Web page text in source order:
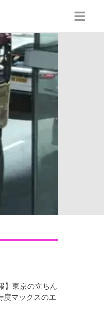
】東京の立ちん
度マックスのエ